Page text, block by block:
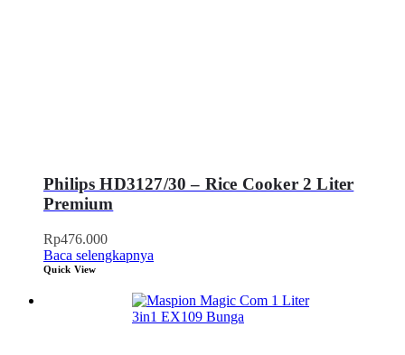
Philips HD3127/30 – Rice Cooker 2 Liter
Premium
Rp476.000
Baca selengkapnya
Quick View